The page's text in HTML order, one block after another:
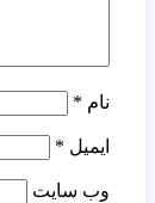
*
سایت